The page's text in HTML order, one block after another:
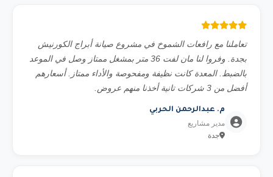
تعاملنا مع رافعات الشموخ في مشروع صيانة أبراج الكورنيش
بجدة. وفروا لنا مان لفت 36 متر بمشغل ممتاز وصل في الموعد
بالضبط. المعدة كانت نظيفة ومفحوصة والأداء ممتاز. أسعارهم
أفضل من 3 شركات تانية أخذنا منهم عروض.
م. عبدالرحمن الحربي
مدير مشاريع
جدة